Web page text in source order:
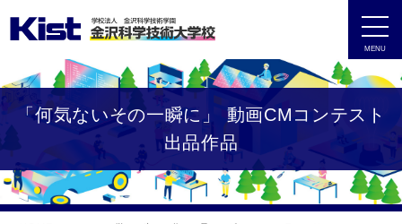
MENU
「何気ないその一瞬に」 動画CMコンテスト
出品作品